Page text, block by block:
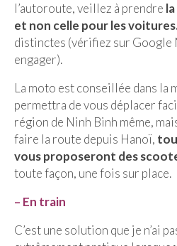
Copenhague
Portugal
Royaume-Uni
GUIDES FOOD
ALLEMAGNE
l’autoroute, veillez à prendre
et non celle pour les
distinctes (vérifiez sur Google
engager).
La moto est conseillée dans la
permettra de vous déplacer
région de Ninh Binh même,
faire la route depuis Hanoï,
vous proposeront des
toute façon, une fois sur place.
– En train
C’est une solution que je n’ai